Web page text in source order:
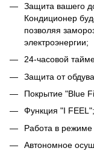
Защита вашего
Кондиционер
позволяя
электроэнергии;
24-часовой
Защита от
Покрытие "Blue
Функция "I FEEL";
Работа в режиме
Автономное